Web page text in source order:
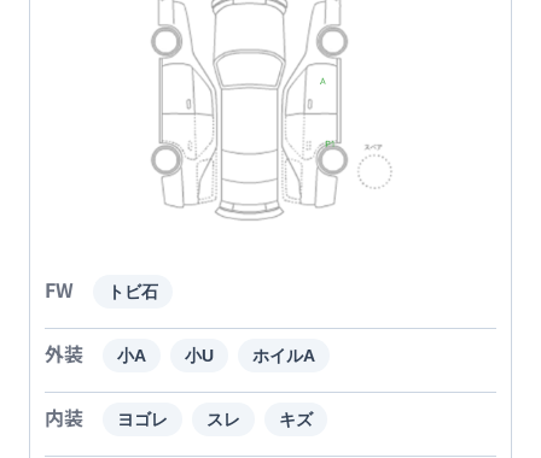
FW トビ石
外装 小A 小U ホイルA
内装 ヨゴレ スレ キズ